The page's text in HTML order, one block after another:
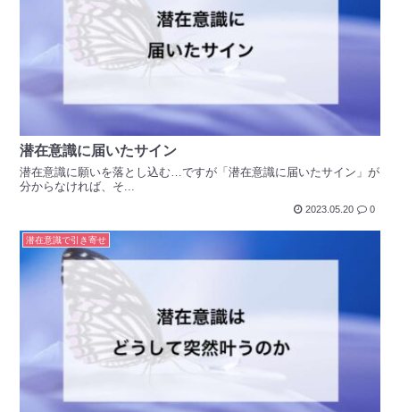
潜在意識に届いたサイン
潜在意識に願いを落とし込む…ですが「潜在意識に届いたサイン」が
分からなければ、そ...
2023.05.20 0
潜在意識で引き寄せ